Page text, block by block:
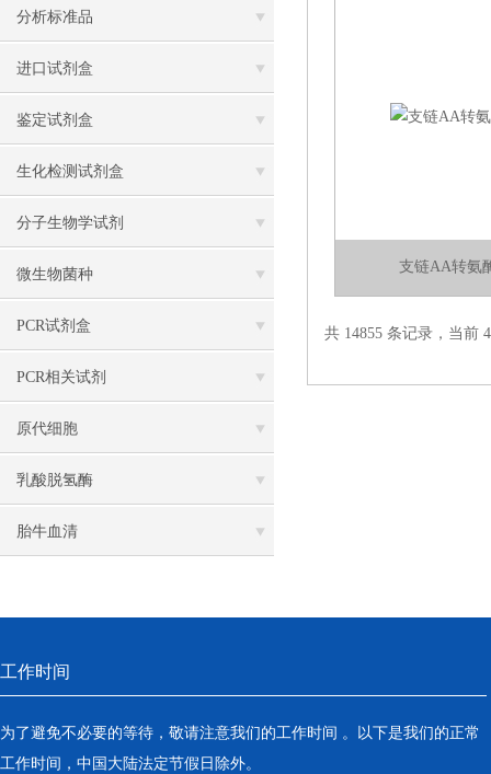
分析标准品
进口试剂盒
鉴定试剂盒
生化检测试剂盒
分子生物学试剂
微生物菌种
PCR试剂盒
PCR相关试剂
原代细胞
乳酸脱氢酶
胎牛血清
支链AA转氨
共 14855 条记录，当前
工作时间
为了避免不必要的等待，敬请注意我们的工作时间 。以下是我们的正常
工作时间，中国大陆法定节假日除外。